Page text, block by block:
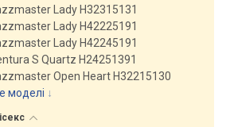
Lady H32315131
Lady H42225191
Lady H42245191
S Quartz H24251391
Open Heart H32215130
моделі ↓